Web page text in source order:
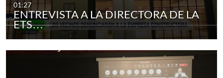
01:27
ENTREVISTA A LA DIRECTORA DE LA
ETS…